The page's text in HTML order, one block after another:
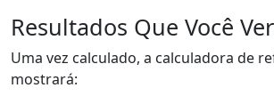
Resultados Que Você
Uma vez calculado, a calculadora de
mostrará: